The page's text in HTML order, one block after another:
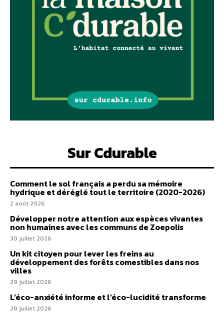
Sur Cdurable
Comment le sol français a perdu sa mémoire
hydrique et déréglé tout le territoire (2020-2026)
2 août 2026
Développer notre attention aux espèces vivantes
non humaines avec les communs de Zoepolis
30 juillet 2026
Un kit citoyen pour lever les freins au
développement des forêts comestibles dans nos
villes
29 juillet 2026
L’éco-anxiété informe et l’éco-lucidité transforme
28 juillet 2026